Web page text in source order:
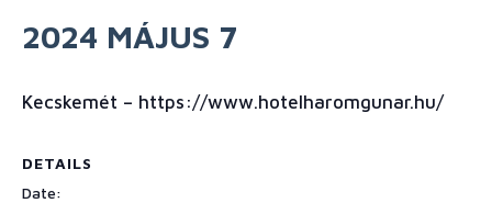
2024 MÁJUS 7
Kecskemét – https://www.hotelharomgunar.hu/
DETAILS
Date: